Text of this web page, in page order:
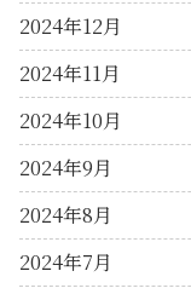
2024年12月
2024年11月
2024年10月
2024年9月
2024年8月
2024年7月